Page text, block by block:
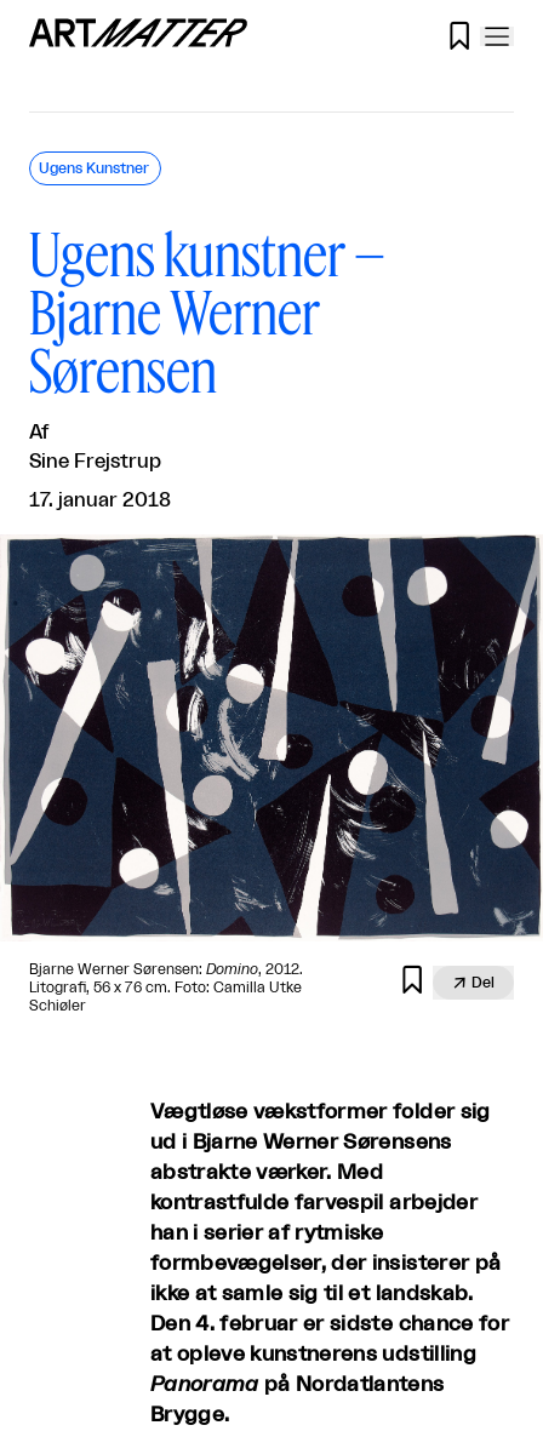

Ugens kunstner –
Bjarne Werner
Sørensen
Af
Sine Frejstrup
17. januar 2018
Ugens Kunstner
Bjarne Werner Sørensen: Domino, 2012.
Litografi, 56 x 76 cm. Foto: Camilla Utke
Schiøler
  Del
Vægtløse vækstformer folder sig
ud i Bjarne Werner Sørensens
abstrakte værker. Med
kontrastfulde farvespil arbejder
han i serier af rytmiske
formbevægelser, der insisterer på
ikke at samle sig til et landskab.
Den 4. februar er sidste chance for
at opleve kunstnerens udstilling
Panoramapå Nordatlantens
Brygge.